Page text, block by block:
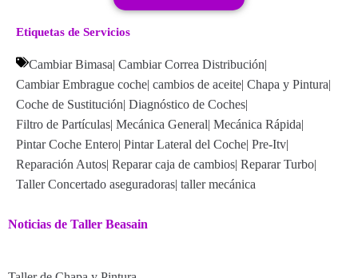
Etiquetas de Servicios
Cambiar Bimasa| Cambiar Correa Distribución|
Cambiar Embrague coche| cambios de aceite| Chapa y Pintura|
Coche de Sustitución| Diagnóstico de Coches|
Filtro de Partículas| Mecánica General| Mecánica Rápida|
Pintar Coche Entero| Pintar Lateral del Coche| Pre-Itv|
Reparación Autos| Reparar caja de cambios| Reparar Turbo|
Taller Concertado aseguradoras| taller mecánica
Noticias de Taller Beasain